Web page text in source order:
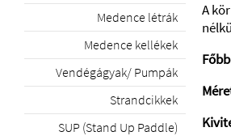
Medence létrák
Medence kellékek
Vendégágyak/ Pumpák
Strandcikkek
SUP (Stand Up Paddle)
A